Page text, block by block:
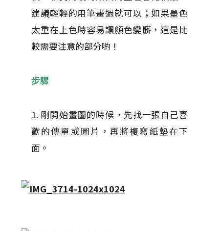
建議輕輕的用筆畫過就可以；如果墨色
太重在上色時容易讓顏色變髒，這是比
較需要注意的部分喲！
步驟
1. 剛開始畫圖的時候，先找一張自己喜
歡的傳單或圖片，再將複寫紙墊在下
面。